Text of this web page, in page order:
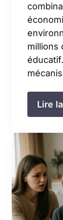
millions
Lire